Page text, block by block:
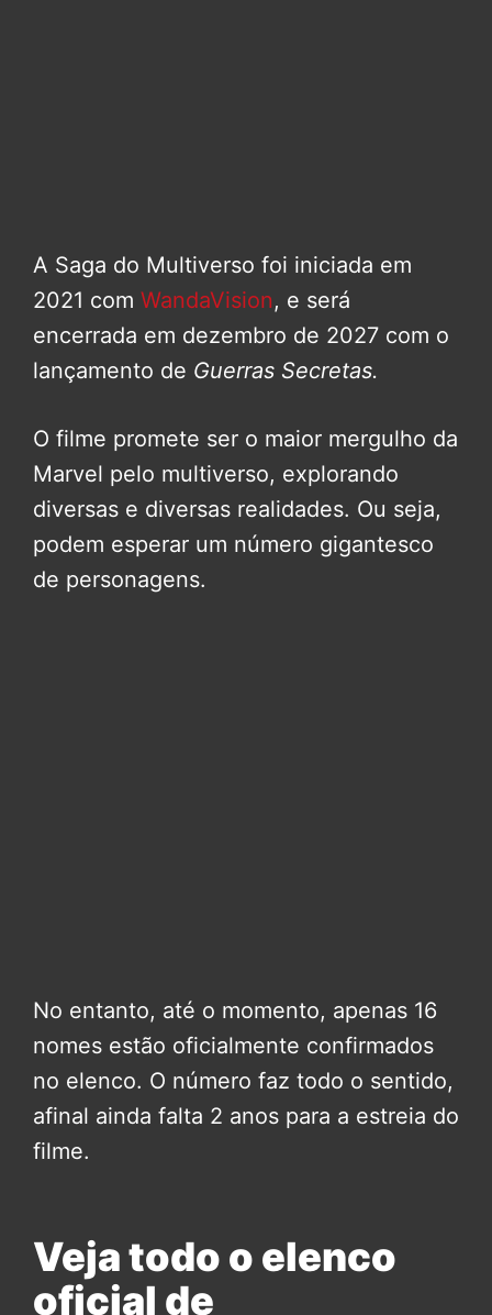
A Saga do Multiverso foi iniciada em
2021 com WandaVision, e será
encerrada em dezembro de 2027 com o
lançamento de Guerras Secretas.
O filme promete ser o maior mergulho da
Marvel pelo multiverso, explorando
diversas e diversas realidades. Ou seja,
podem esperar um número gigantesco
de personagens.
No entanto, até o momento, apenas 16
nomes estão oficialmente confirmados
no elenco. O número faz todo o sentido,
afinal ainda falta 2 anos para a estreia do
filme.
Veja todo o elenco
oficial de